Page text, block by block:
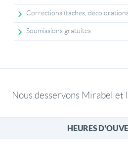
Corrections (taches,
Soumissions gratuites
Nous desservons Mirabel et
HEURES